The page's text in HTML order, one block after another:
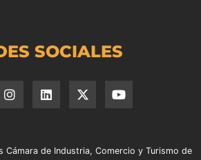
SOCIALES
Cámara de Industria, Comercio y Turismo de